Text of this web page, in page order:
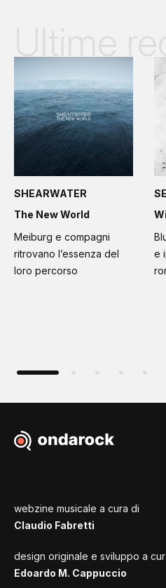
SHEARWATER
The New World
Meiburg e compagni
ritrovano l’essenza del
loro percorso
e
webzine musicale a cura di
Claudio Fabretti
design originale e sviluppo a
Edoardo M. Cappuccio